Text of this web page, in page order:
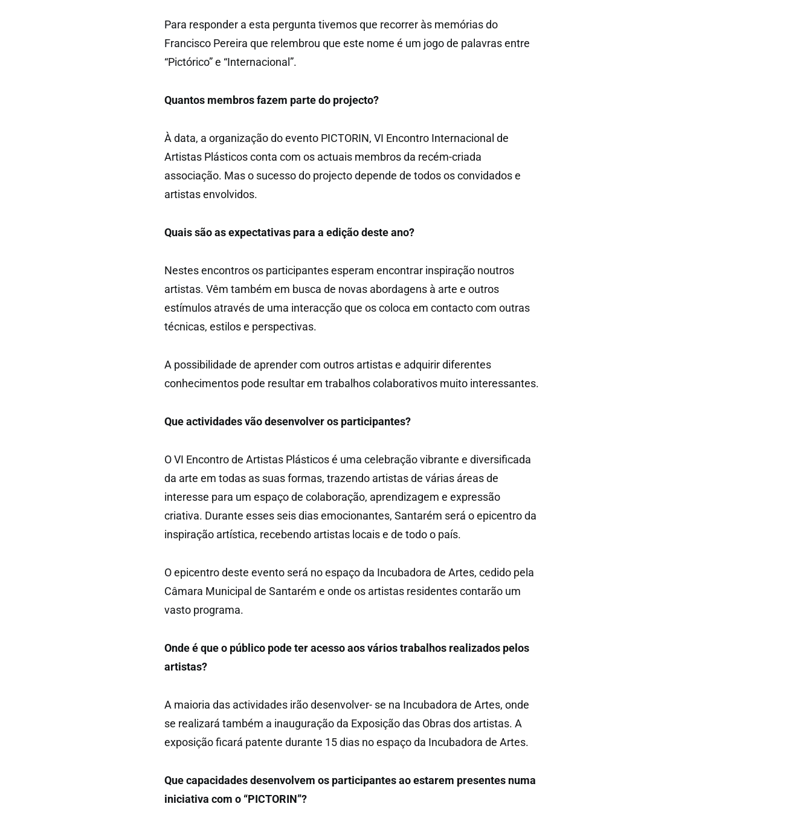
Para responder a esta pergunta tivemos que recorrer às memórias do
Francisco Pereira que relembrou que este nome é um jogo de palavras entre
“Pictórico” e “Internacional”.
Quantos membros fazem parte do projecto?
À data, a organização do evento PICTORIN, VI Encontro Internacional de
Artistas Plásticos conta com os actuais membros da recém-criada
associação. Mas o sucesso do projecto depende de todos os convidados e
artistas envolvidos.
Quais são as expectativas para a ediçãodeste ano?
Nestes encontros os participantes esperam encontrar inspiração noutros
artistas. Vêm também em busca de novas abordagens à arte e outros
estímulos através de uma interacção que os coloca em contacto com outras
técnicas, estilos e perspectivas.
A possibilidade de aprender com outros artistas e adquirir diferentes
conhecimentos pode resultar em trabalhos colaborativos muito interessantes.
Que actividades vão desenvolver os participantes?
O VI Encontro de Artistas Plásticos é uma celebração vibrante e diversificada
da arte em todas as suas formas, trazendo artistas de várias áreas de
interesse para um espaço de colaboração, aprendizagem e expressão
criativa. Durante esses seis dias emocionantes, Santarém será o epicentro da
inspiração artística, recebendo artistas locais e de todo o país.
O epicentro deste evento será no espaço da Incubadora de Artes, cedido pela
Câmara Municipal de Santarém e onde os artistas residentes contarão um
vasto programa.
Onde é que o público pode ter acesso aos vários trabalhos realizados pelos
artistas?
A maioria das actividades irão desenvolver- se na Incubadora de Artes, onde
se realizará também a inauguração da Exposição das Obras dos artistas. A
exposição ficará patente durante 15 dias no espaço da Incubadora de Artes.
Que capacidades desenvolvem os participantes ao estarem presentes numa
iniciativa com o “PICTORIN”?